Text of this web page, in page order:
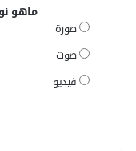
ماهو
صورة
صوت
فيديو